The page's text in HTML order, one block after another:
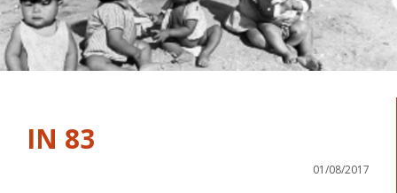
IN 83
01/08/2017